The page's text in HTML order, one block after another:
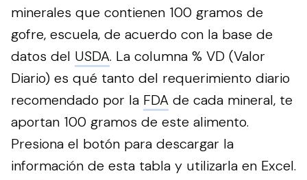
minerales que contienen 100 gramos de
gofre, escuela, de acuerdo con la base de
datos del USDA. La columna % VD (Valor
Diario) es qué tanto del requerimiento diario
recomendado por la FDA de cada mineral, te
aportan 100 gramos de este alimento.
Presiona el botón para descargar la
información de esta tabla y utilizarla en Excel.